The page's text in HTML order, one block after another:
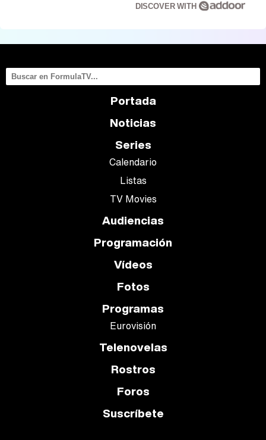
DISCOVER WITH
Portada
Noticias
Series
Calendario
Listas
TV Movies
Audiencias
Programación
Vídeos
Fotos
Programas
Eurovisión
Telenovelas
Rostros
Foros
Suscríbete